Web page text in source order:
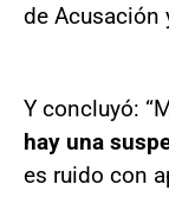
de Acusación
Y concluyó:
hay una
es ruido con